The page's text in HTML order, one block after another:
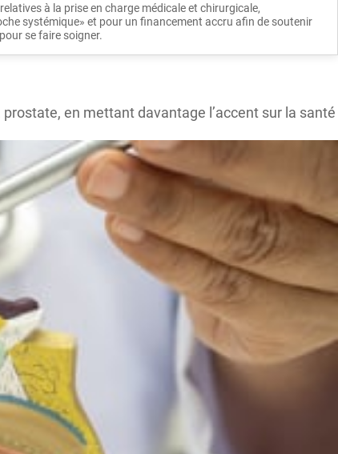
à la prise en charge médicale et chirurgicale,
systémique» et pour un financement accru afin de soutenir
se faire soigner.
en mettant davantage l’accent sur la santé